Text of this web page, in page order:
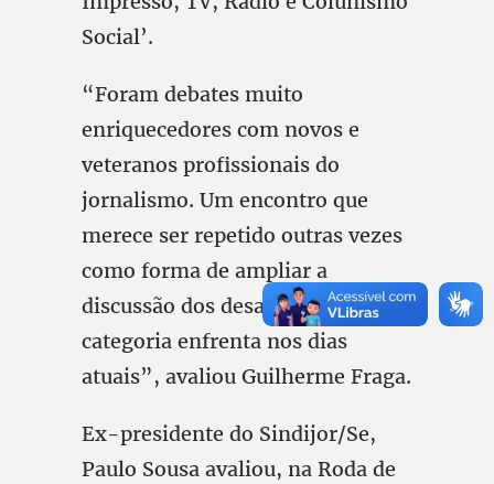
Social’.
“Foram debates muito
enriquecedores com novos e
veteranos profissionais do
jornalismo. Um encontro que
merece ser repetido outras vezes
como forma de ampliar a
discussão dos desafios que a
categoria enfrenta nos dias
atuais”, avaliou Guilherme Fraga.
Ex-presidente do Sindijor/Se,
Paulo Sousa avaliou, na Roda de